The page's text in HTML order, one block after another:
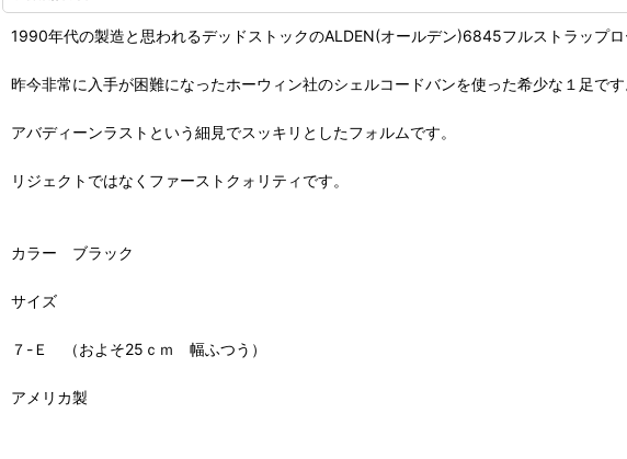
1990年代の製造と思われるデッドストックのALDEN(オールデン)6845フルストラップロ
昨今非常に入手が困難になったホーウィン社のシェルコードバンを使った希少な１足です
アバディーンラストという細見でスッキリとしたフォルムです。
リジェクトではなくファーストクォリティです。
カラー ブラック
サイズ
７-Ｅ （およそ25ｃｍ 幅ふつう）
アメリカ製